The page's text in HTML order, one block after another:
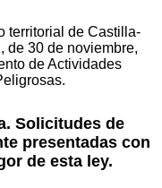
territorial de Castilla-
de 30 de noviembre,
de Actividades
Solicitudes de
presentadas con
de esta ley.